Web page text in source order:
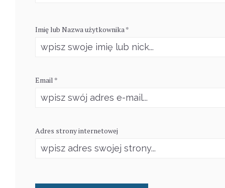
Imię lub Nazwa użytkownika *
Email *
Adres strony internetowej